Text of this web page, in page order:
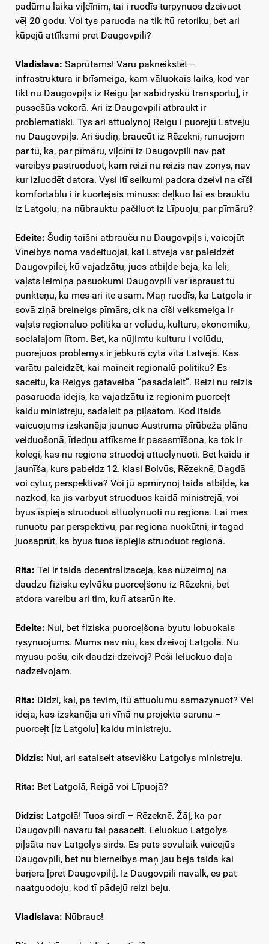
padūmu laika viļcīnim, tai i ruodīs turpynuos dzeivuot
vēļ 20 godu. Voi tys paruoda na tik itū retoriku, bet ari
kūpejū attīksmi pret Daugovpili?
Vladislava: Saprūtams! Varu pakneikstēt –
infrastruktura ir brīsmeiga, kam vāluokais laiks, kod var
tikt nu Daugovpiļs iz Reigu [ar sabīdryskū transportu], ir
pussešūs vokorā. Ari iz Daugovpili atbraukt ir
problematiski. Tys ari attuolynoj Reigu i puorejū Latveju
nu Daugovpiļs. Ari šudiņ, braucūt iz Rēzekni, runuojom
par tū, ka, par pīmāru, viļcīnī iz Daugovpili nav pat
vareibys pastruoduot, kam reizi nu reizis nav zonys, nav
kur izluodēt datora. Vysi itī seikumi padora dzeivi na cīši
komfortablu i ir kuortejais minuss: deļkuo lai es brauktu
iz Latgolu, na nūbrauktu pačiluot iz Līpuoju, par pīmāru?
Edeite: Šudiņ taišni atbrauču nu Daugovpiļs i, vaicojūt
Vīneibys noma vadeituojai, kai Latveja var paleidzēt
Daugovpilei, kū vajadzātu, juos atbiļde beja, ka leli,
vaļsts leimiņa pasuokumi Daugovpilī var īspraust tū
punkteņu, ka mes ari ite asam. Maņ ruodīs, ka Latgola ir
sovā ziņā breineigs pīmārs, cik na cīši veiksmeiga ir
vaļsts regionaluo politika ar volūdu, kulturu, ekonomiku,
socialajom lītom. Bet, ka nūjimtu kulturu i volūdu,
puorejuos problemys ir jebkurā cytā vītā Latvejā. Kas
varātu paleidzēt, kai maineit regionalū politiku? Es
saceitu, ka Reigys gataveiba “pasadaleit”. Reizi nu reizis
pasaruoda idejis, ka vajadzātu iz regionim puorceļt
kaidu ministreju, sadaleit pa piļsātom. Kod itaids
vaicuojums izskanēja jaunuo Austruma pīrūbeža plāna
veiduošonā, īriedņu attīksme ir pasasmīšona, ka tok ir
kolegi, kas nu regiona struodoj attuolynuoti. Bet kaida ir
jaunīša, kurs pabeidz 12. klasi Bolvūs, Rēzeknē, Dagdā
voi cytur, perspektiva? Voi jū apmīrynoj taida atbiļde, ka
nazkod, ka jis varbyut struoduos kaidā ministrejā, voi
byus īspieja struoduot attuolynuoti nu regiona. Lai mes
runuotu par perspektivu, par regiona nuokūtni, ir tagad
juosaprūt, ka byus tuos īspiejis struoduot regionā.
Rita: Tei ir taida decentralizaceja, kas nūzeimoj na
daudzu fizisku cylvāku puorceļšonu iz Rēzekni, bet
atdora vareibu ari tim, kurī atsarūn ite.
Edeite: Nui, bet fiziska puorceļšona byutu lobuokais
rysynuojums. Mums nav niu, kas dzeivoj Latgolā. Nu
myusu pošu, cik daudzi dzeivoj? Poši leluokuo daļa
nadzeivojam.
Rita: Didzi, kai, pa tevim, itū attuolumu samazynuot? Vei
ideja, kas izskanēja ari vīnā nu projekta sarunu –
puorceļt [iz Latgolu] kaidu ministreju.
Didzis: Nui, ari sataiseit atsevišku Latgolys ministreju.
Rita: Bet Latgolā, Reigā voi Līpuojā?
Didzis: Latgolā! Tuos sirdī – Rēzeknē. Žāļ, ka par
Daugovpili navaru tai pasaceit. Leluokuo Latgolys
piļsāta nav Latgolys sirds. Es pats sovulaik vuicejūs
Daugovpilī, bet nu bierneibys maņ jau beja taida kai
barjera [pret Daugovpili]. Iz Daugovpili navalk, es pat
naatguodoju, kod tī pādejū reizi beju.
Vladislava: Nūbrauc!